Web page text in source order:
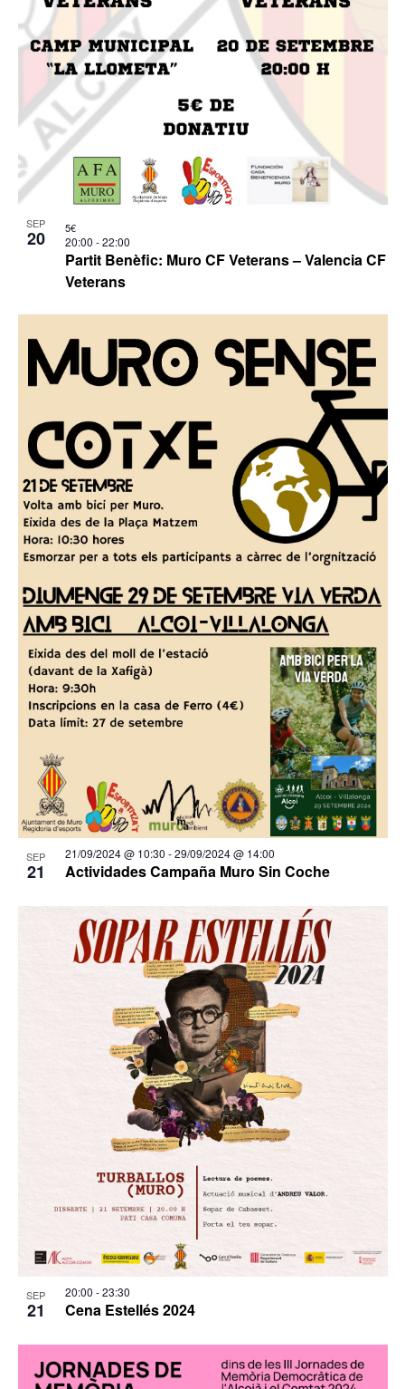
SEP
20
Partit Benèfic: Muro CF Veterans – Valencia CF
Veterans
20:00 -22:00
5€
SEP
21 Actividades Campaña Muro Sin Coche
21/09/2024 @ 10:30 -29/09/2024 @ 14:00
SEP
21 Cena Estellés 2024
20:00 -23:30